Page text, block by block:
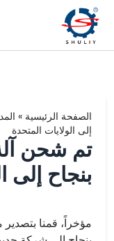
الصفحة الرئيسية »
إلى الولايات المتحدة
تم شحن
بنجاح إلى
مؤخراً، قمنا